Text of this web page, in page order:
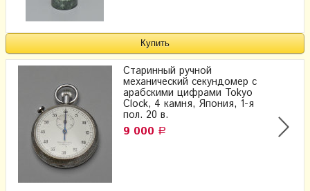
Старинный ручной
механический секундомер с
арабскими цифрами Tokyo
Clock, 4 камня, Япония, 1-я
пол. 20 в.
9 000 Р